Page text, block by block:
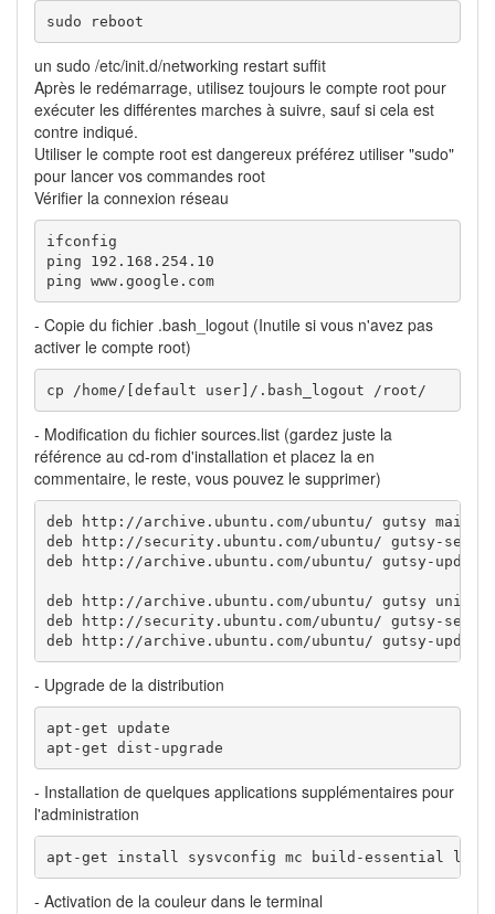
sudo reboot
un sudo /etc/init.d/networking restart suffit
Après le redémarrage, utilisez toujours le compte root pour
exécuter les différentes marches à suivre, sauf si cela est
contre indiqué.
Utiliser le compte root est dangereux préférez utiliser "sudo"
pour lancer vos commandes root
Vérifier la connexion réseau
ifconfig
ping 192.168.254.10
ping www.google.com
- Copie du fichier .bash_logout (Inutile si vous n'avez pas
activer le compte root)
cp /home/[default user]/.bash_logout /root/
- Modification du fichier sources.list (gardez juste la
référence au cd-rom d'installation et placez la en
commentaire, le reste, vous pouvez le supprimer)
deb http://archive.ubuntu.com/ubuntu/ gutsy main
deb http://security.ubuntu.com/ubuntu/ gutsy-
deb http://archive.ubuntu.com/ubuntu/ gutsy-
deb http://archive.ubuntu.com/ubuntu/ gutsy
deb http://security.ubuntu.com/ubuntu/ gutsy-
deb http://archive.ubuntu.com/ubuntu/ gutsy-
- Upgrade de la distribution
apt-get update
apt-get dist-upgrade
- Installation de quelques applications supplémentaires pour
l'administration
apt-get install sysvconfig mc build-essential
- Activation de la couleur dans le terminal